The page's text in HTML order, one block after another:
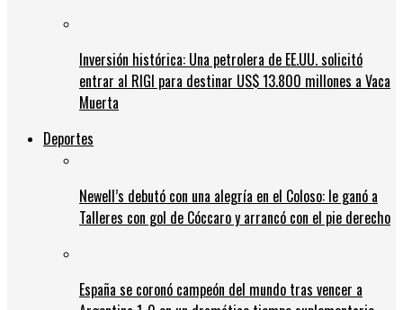
Inversión histórica: Una petrolera de EE.UU. solicitó
entrar al RIGI para destinar US$ 13.800 millones a Vaca
Muerta
Deportes
Newell’s debutó con una alegría en el Coloso: le ganó a
Talleres con gol de Cóccaro y arrancó con el pie derecho
España se coronó campeón del mundo tras vencer a